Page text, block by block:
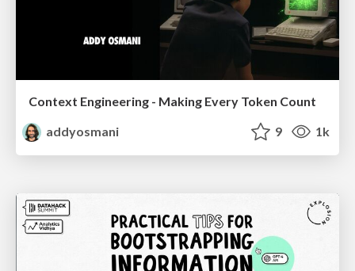
Context Engineering - Making Every Token Count
addyosmani
9 1k